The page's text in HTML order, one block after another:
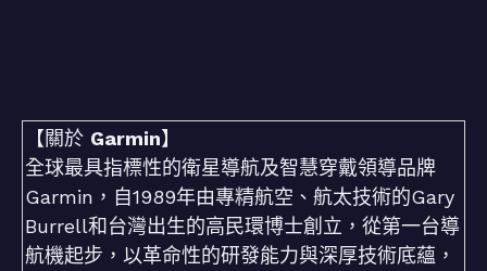
【關於 Garmin】
全球最具指標性的衛星導航及智慧穿戴領導品牌
Garmin，自1989年由專精航空、航太技術的Gary
Burrell和台灣出生的高民環博士創立，從第一台導
航機起步，以革命性的研發能力與深厚技術底蘊，